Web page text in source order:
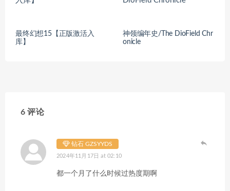
最终幻想15【正版激活入
库】
神领编年史/The DioField Chr
onicle
6 评论
钻石 GZSYYDS
2024年11月17日 at 02:10
都一个月了什么时候过热度期啊